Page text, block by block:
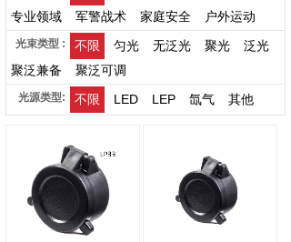
专业领域
军警战术 家庭安全 户外运动
光束类型 : 不限 匀光 无泛光 聚光
泛光
聚泛兼备
聚泛可调
光源类型: 不限 LED LEP 氙气 其他